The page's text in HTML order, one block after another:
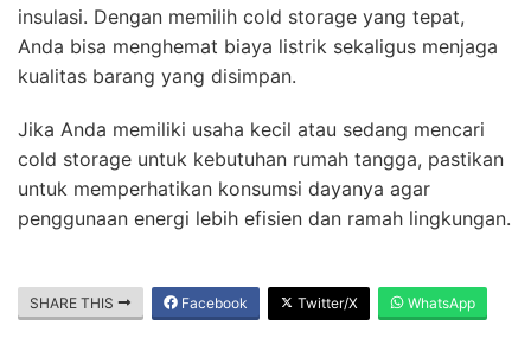
insulasi. Dengan memilih cold storage yang tepat,
Anda bisa menghemat biaya listrik sekaligus menjaga
kualitas barang yang disimpan.
Jika Anda memiliki usaha kecil atau sedang mencari
cold storage untuk kebutuhan rumah tangga, pastikan
untuk memperhatikan konsumsi dayanya agar
penggunaan energi lebih efisien dan ramah lingkungan.
SHARE THIS Facebook Twitter/X WhatsApp